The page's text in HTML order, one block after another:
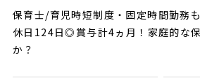
保育士/育児時短制度・固定時間勤務
休日124日◎賞与計4ヵ月！家庭的な
か？